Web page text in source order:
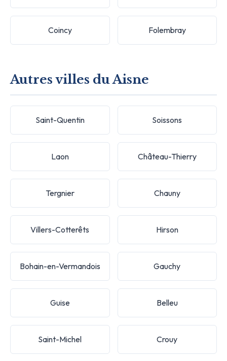
Coincy Folembray
Autres villes du Aisne
Saint-Quentin Soissons
Laon Château-Thierry
Tergnier Chauny
Villers-Cotterêts Hirson
Bohain-en-Vermandois Gauchy
Guise Belleu
Saint-Michel Crouy